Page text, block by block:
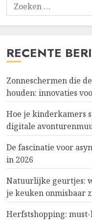
Zoeken
naar:
RECENTE
Zonneschermen die
houden: innovaties
Hoe je kinderkamers
digitale
De fascinatie voor
in 2026
Natuurlijke geurtjes:
je keuken onmisbaar
Herfstshopping: